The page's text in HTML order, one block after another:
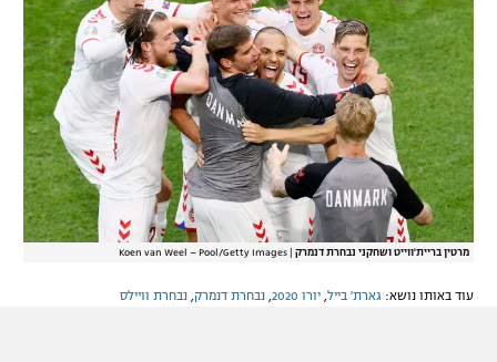
מרטין בריית'ווייט ושחקני נבחרת דנמרק Koen van Weel – Pool/Getty Images
עוד באותו נושא: גארת' בייל, יורו 2020 , נבחרת דנמרק, נבחרת וויילס